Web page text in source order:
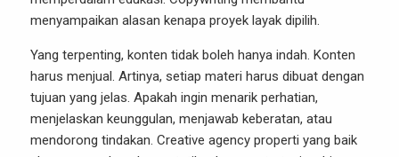
menyampaikan alasan kenapa proyek layak dipilih.
Yang terpenting, konten tidak boleh hanya indah. Konten
harus menjual. Artinya, setiap materi harus dibuat dengan
tujuan yang jelas. Apakah ingin menarik perhatian,
menjelaskan keunggulan, menjawab keberatan, atau
mendorong tindakan. Creative agency properti yang baik